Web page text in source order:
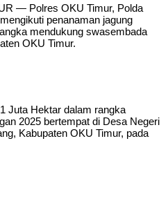
— Polres OKU Timur, Polda
penanaman jagung
mendukung swasembada
OKU Timur.
Juta Hektar dalam rangka
2025 bertempat di Desa Negeri
Kabupaten OKU Timur, pada